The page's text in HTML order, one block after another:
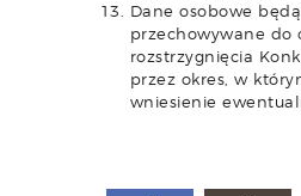
Dane osobowe będą
przechowywane do
rozstrzygnięcia
przez okres, w
wniesienie